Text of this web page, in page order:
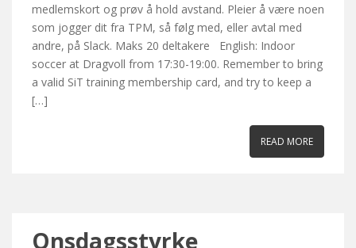
medlemskort og prøv å hold avstand. Pleier å være noen
som jogger dit fra TPM, så følg med, eller avtal med
andre, på Slack. Maks 20 deltakere English: Indoor
soccer at Dragvoll from 17:30-19:00. Remember to bring
a valid SiT training membership card, and try to keep a
[…]
READ MORE
Onsdagsstyrke